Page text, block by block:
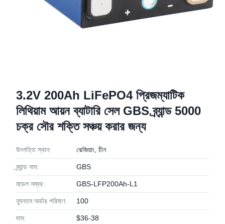
3.2V 200Ah LiFePO4 প্রিজম্যাটিক
লিথিয়াম আয়ন ব্যাটারি সেল GBS ব্র্যান্ড 5000
চক্র সৌর শক্তি সঞ্চয় করার জন্য
উৎপত্তি স্থান: ঝেজিয়াং, চীন
ব্র্যান্ড নাম: GBS
মডেল নম্বর: GBS-LFP200Ah-L1
ন্যূনতম অর্ডার পরিমাণ: 100
দাম: $36-38